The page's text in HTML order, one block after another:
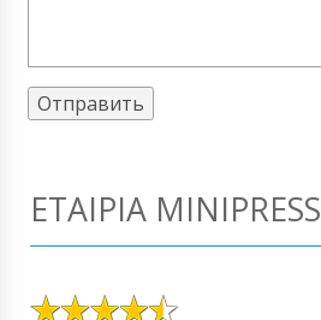
ΕΤΑΙΡΊΑ MINIPRESS